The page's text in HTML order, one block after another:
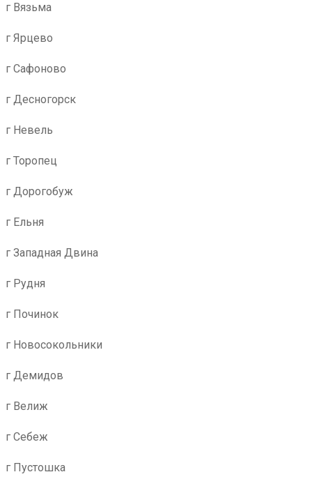
г Вязьма
г Ярцево
г Сафоново
г Десногорск
г Невель
г Торопец
г Дорогобуж
г Ельня
г Западная Двина
г Рудня
г Починок
г Новосокольники
г Демидов
г Велиж
г Себеж
г Пустошка